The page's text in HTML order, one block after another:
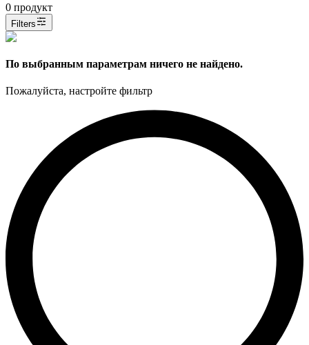
0 продукт
Filters
По выбранным параметрам ничего не найдено.
Пожалуйста, настройте фильтр